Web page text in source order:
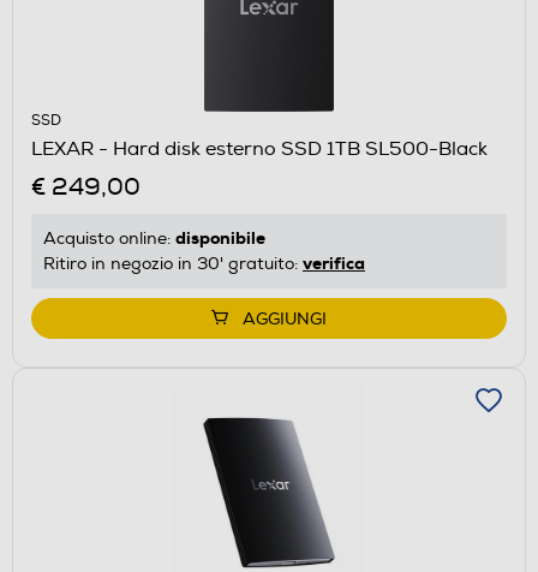
SSD
LEXAR - Hard disk esterno SSD 1TB SL500-Black
€ 249,00
Acquisto online: disponibile
Ritiro in negozio in 30' gratuito: verifica
AGGIUNGI